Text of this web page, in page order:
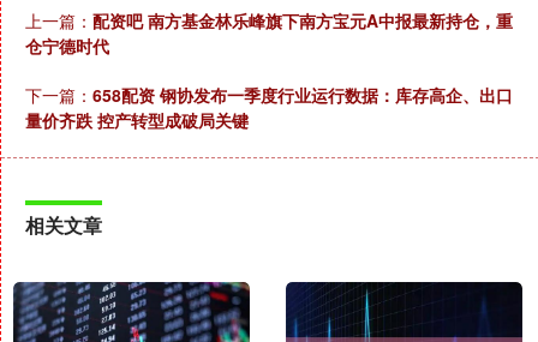
上一篇： 配资吧 南方基金林乐峰旗下南方宝元A中报最新持仓，重
仓宁德时代
下一篇： 658配资 钢协发布一季度行业运行数据：库存高企、出口
量价齐跌 控产转型成破局关键
相关文章